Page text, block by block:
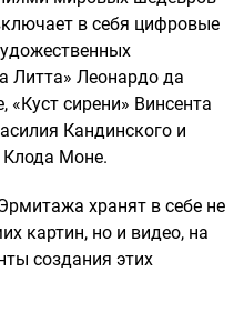
в себя цифровые
Литта» Леонардо да
сирени» Винсента
Кандинского и
Клода Моне.
хранят в себе не
картин, но и видео, на
создания этих